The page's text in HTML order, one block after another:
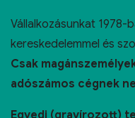
Vállalkozásunkat
kereskedelemmel és
Csak
adószámos cégnek